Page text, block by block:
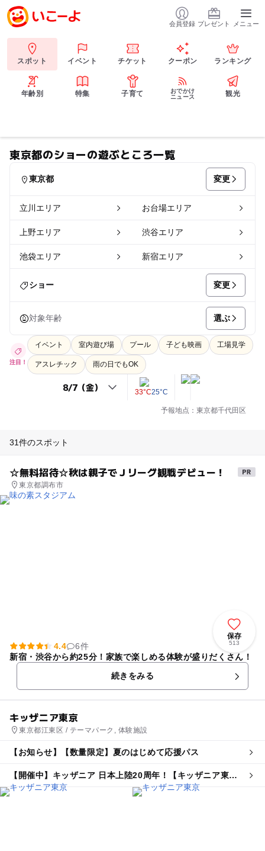
会員登録 プレゼント メニュー
スポット イベント チケット クーポン ランキング
年齢別 特集 子育て
おでかけ
ニュース
観光
東京都のショーの遊ぶところ一覧
東京都 変更
立川エリア お台場エリア
上野エリア 渋谷エリア
池袋エリア 新宿エリア
ショー 変更
対象年齢 選ぶ
注目！
イベント 室内遊び場 プール 子ども映画 工場見学
アスレチック 雨の日でもOK
33°C25°C
予報地点：東京都千代田区
31件のスポット
☆無料招待☆秋は親子でＪリーグ観戦デビュー！
東京都調布市
保存
513
4.4
6件
新宿・渋谷から約25分！家族で楽しめる体験が盛りだくさん！
続きをみる
キッザニア東京
東京都江東区 / テーマパーク, 体験施設
【お知らせ】【数量限定】夏のはじめて応援パス
【開催中】キッザニア 日本上陸20周年！【キッザニア東
京】